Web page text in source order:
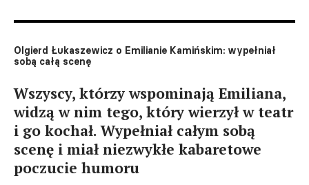
Olgierd Łukaszewicz o Emilianie Kamińskim: wypełniał
sobą całą scenę
Wszyscy, którzy wspominają Emiliana,
widzą w nim tego, który wierzył w teatr
i go kochał. Wypełniał całym sobą
scenę i miał niezwykłe kabaretowe
poczucie humoru